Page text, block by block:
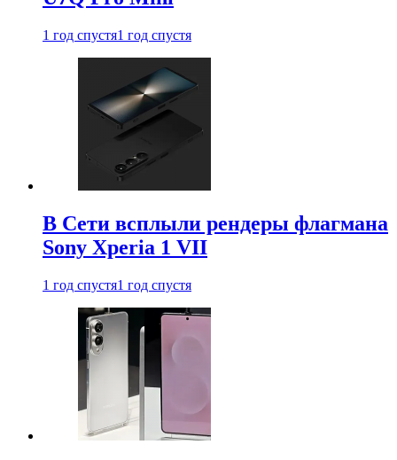
1 год спустя1 год спустя
В Сети всплыли рендеры флагмана
Sony Xperia 1 VII
1 год спустя1 год спустя